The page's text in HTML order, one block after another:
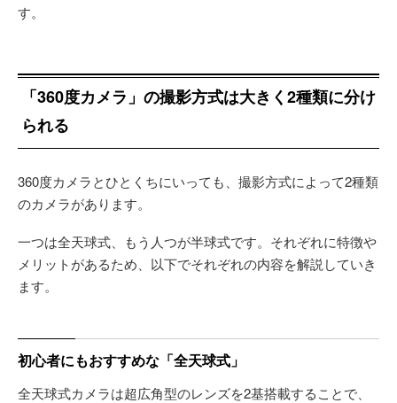
す。
「360度カメラ」の撮影方式は大きく2種類に分け
られる
360度カメラとひとくちにいっても、撮影方式によって2種類
のカメラがあります。
一つは全天球式、もう人つが半球式です。それぞれに特徴や
メリットがあるため、以下でそれぞれの内容を解説していき
ます。
初心者にもおすすめな「全天球式」
全天球式カメラは超広角型のレンズを2基搭載することで、